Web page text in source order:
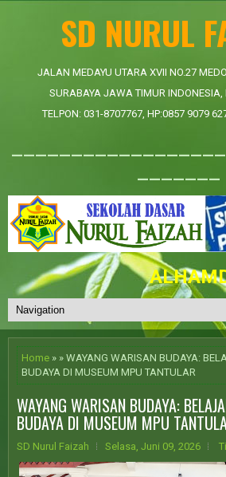
SD NURUL
JALAN MEDAYU UTARA XVII NO.27
SURABAYA JAWA TIMUR INDONESIA,
TELPON: 031-8707767, HP:0857 9079
_______
Home » » WAYANG WARISAN BUDAYA:
BUDAYA DI MUSEUM MPU TANTULAR
WAYANG WARISAN BUDAYA:
BUDAYA DI MUSEUM MPU
SD Nurul Faizah Selasa, Juni 09, 2026